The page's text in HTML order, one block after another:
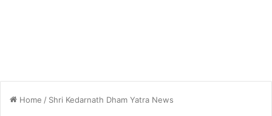
Home / Shri Kedarnath Dham Yatra News